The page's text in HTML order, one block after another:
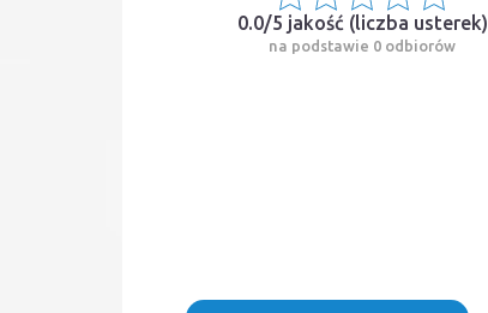
0.0/5 jakość (liczba usterek)
na podstawie 0 odbiorów